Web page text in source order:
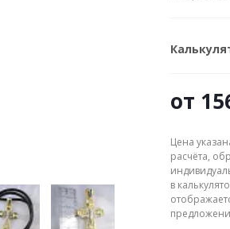
от
Цена
расчёта,
в